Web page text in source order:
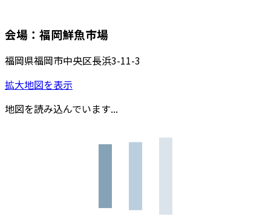
会場：福岡鮮魚市場
福岡県福岡市中央区長浜3-11-3
拡大地図を表示
地図を読み込んでいます...